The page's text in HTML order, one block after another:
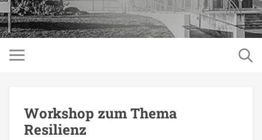
Workshop zum Thema
Resilienz